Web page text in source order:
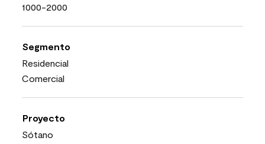
1000-2000
Segmento
Residencial
Comercial
Proyecto
Sótano